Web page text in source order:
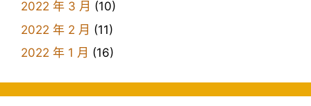
2022 年 3 月 (10)
2022 年 2 月 (11)
2022 年 1 月 (16)